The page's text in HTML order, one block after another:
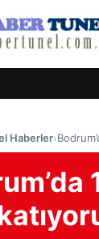
Haberler›